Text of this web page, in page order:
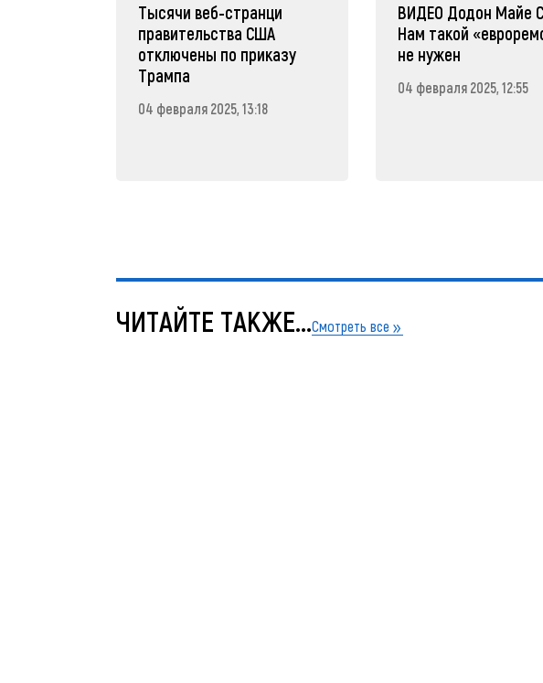
Тысячи веб-странци
правительства США
отключены по приказу
Трампа
04 февраля 2025, 13:18
ВИДЕО Додон Майе
Нам такой
не нужен
04 февраля 2025, 12:55
ЧИТАЙТЕ ТАКЖЕ...Смотреть все